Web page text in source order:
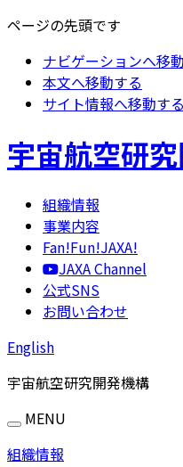
ページの先頭です
ナビゲーションへ移
本文へ移動する
サイト情報へ移動する
宇宙航空研
組織情報
事業内容
Fan!Fun!JAXA!
JAXA Channel
公式SNS
お問い合わせ
English
宇宙航空研究開発機構
MENU
組織情報